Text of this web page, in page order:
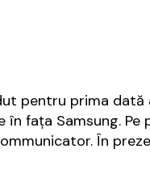
pentru prima
fața Samsung. Pe
În